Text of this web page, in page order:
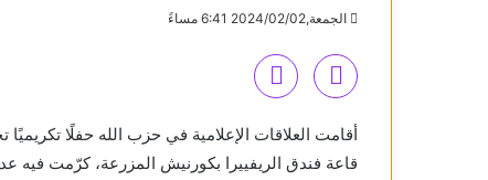
الجمعة,2024/02/02 6:41 مساءً
أقامت العلاقات الإعلامية في حزب الله حفلًا
قاعة فندق الريفييرا بكورنيش المزرعة، كرّمت فيه